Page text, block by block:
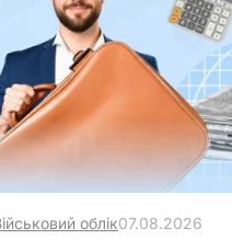
облік07.08.2026